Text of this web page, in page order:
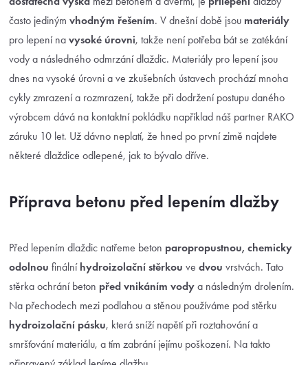
často jediným vhodným řešením. V dnešní době jsou materiály
pro lepení na vysoké úrovni, takže není potřeba bát se zatékání
vody a následného odmrzání dlaždic. Materiály pro lepení jsou
dnes na vysoké úrovni a ve zkušebních ústavech prochází mnoha
cykly zmrazení a rozmrazení, takže při dodržení postupu daného
výrobcem dává na kontaktní pokládku například náš partner RAKO
záruku 10 let. Už dávno neplatí, že hned po první zimě najdete
některé dlaždice odlepené, jak to bývalo dříve.
Příprava betonu před lepením dlažby
Před lepením dlaždic natřeme beton paropropustnou, chemicky
odolnou finální hydroizolační stěrkou ve dvou vrstvách. Tato
stěrka ochrání beton před vnikáním vody a následným drolením.
Na přechodech mezi podlahou a stěnou používáme pod stěrku
hydroizolační pásku, která sníží napětí při roztahování a
smršťování materiálu, a tím zabrání jejímu poškození. Na takto